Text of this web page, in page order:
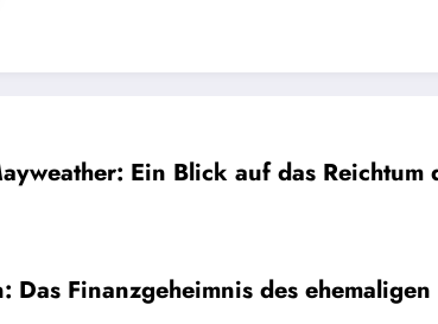
Ein Blick auf das Reichtum
Das Finanzgeheimnis des ehemaligen